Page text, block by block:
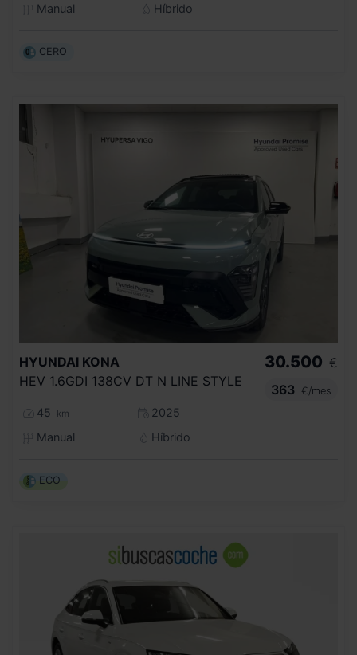
Manual
Híbrido
CERO
HYUNDAI KONA
HEV 1.6GDI 138CV DT N LINE STYLE
45 km
2025
Manual
Híbrido
30.500 €
363
€/mes
ECO